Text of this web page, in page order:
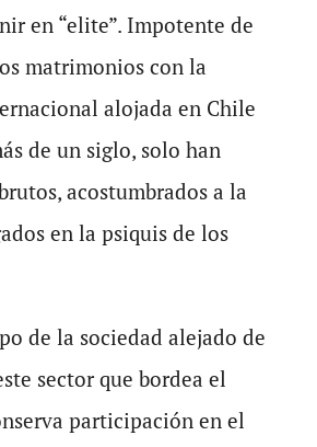
en “elite”. Impotente de
matrimonios con la
alojada en Chile
de un siglo, solo han
acostumbrados a la
en la psiquis de los
de la sociedad alejado de
sector que bordea el
participación en el